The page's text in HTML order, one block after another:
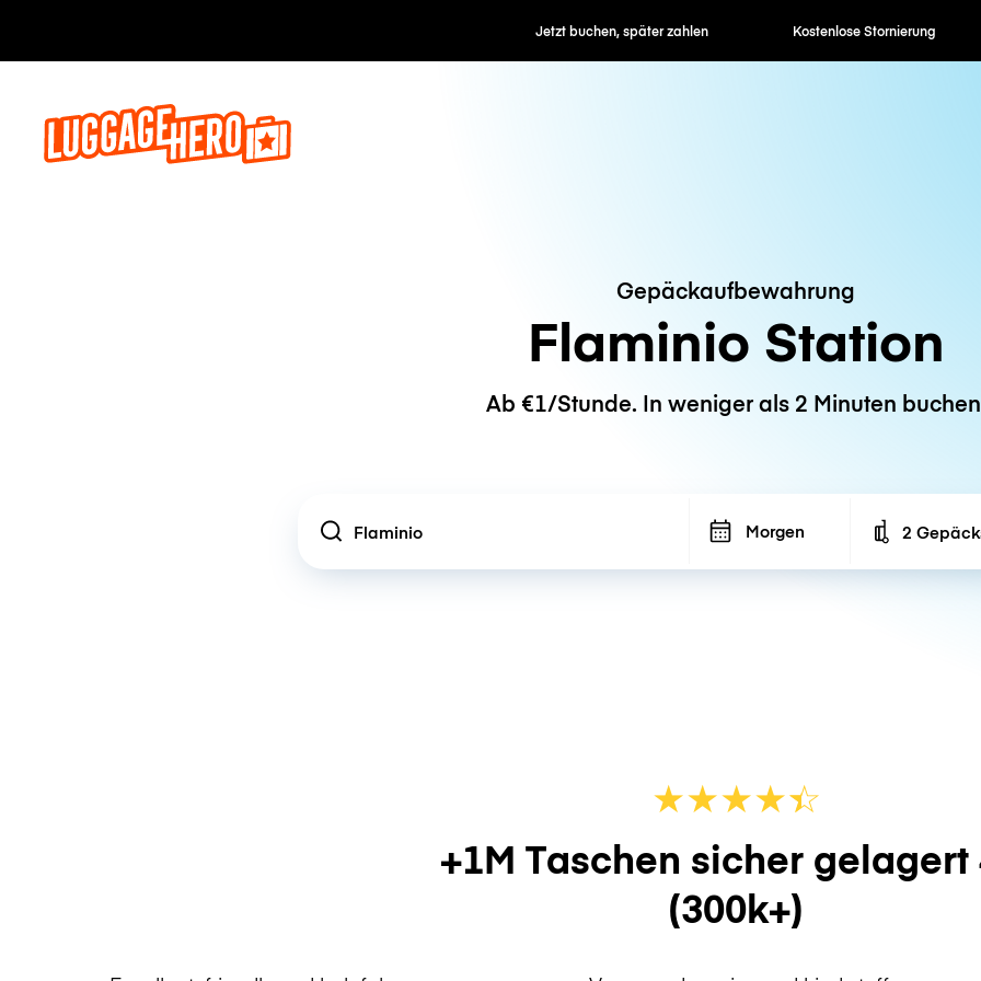
Jetzt buchen, später zahlen Kostenlose Stornierung Stunden- /
Gepäckaufbewahrung
Flaminio Station
Ab €1/Stunde. In weniger als 2 Minuten
Location Morgen Number of
2
★★★★☆
★
+1M Taschen sicher gelagert
(300k+)